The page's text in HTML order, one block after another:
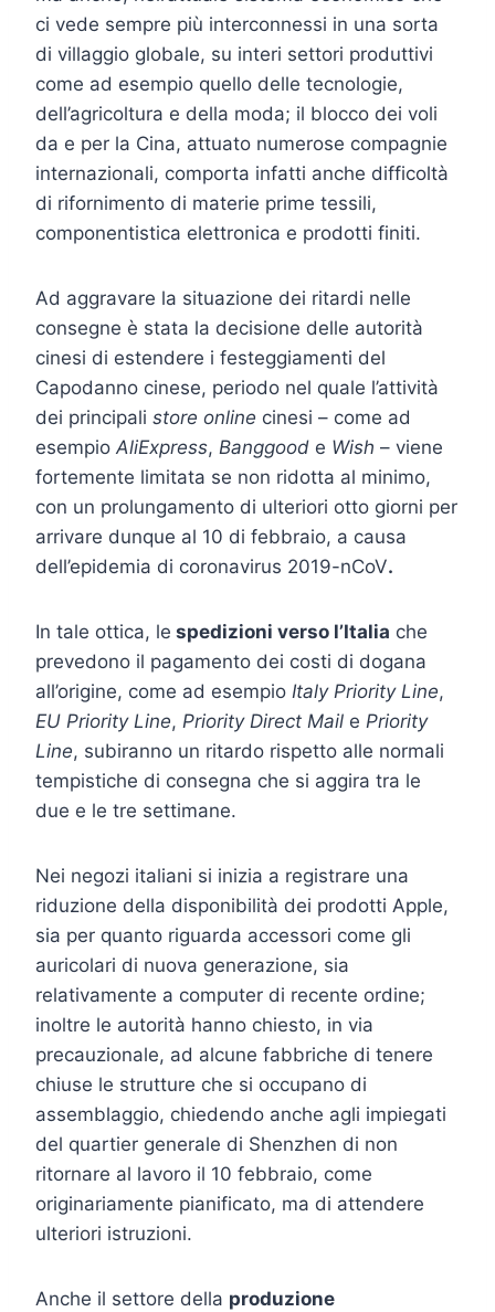
ci vede sempre più interconnessi in una sorta
di villaggio globale, su interi settori produttivi
come ad esempio quello delle tecnologie,
dell’agricoltura e della moda; il blocco dei voli
da e per la Cina, attuato numerose compagnie
internazionali, comporta infatti anche difficoltà
di rifornimento di materie prime tessili,
componentistica elettronica e prodotti finiti.
Ad aggravare la situazione dei ritardi nelle
consegne è stata la decisione delle autorità
cinesi di estendere i festeggiamenti del
Capodanno cinese, periodo nel quale l’attività
dei principali store online cinesi – come ad
esempio AliExpress, Banggood e Wish – viene
fortemente limitata se non ridotta al minimo,
con un prolungamento di ulteriori otto giorni per
arrivare dunque al 10 di febbraio, a causa
dell’epidemia di coronavirus 2019-nCoV.
In tale ottica, le spedizioni verso l’Italia che
prevedono il pagamento dei costi di dogana
all’origine, come ad esempio Italy Priority Line,
EU Priority Line, Priority Direct Mail e Priority
Line, subiranno un ritardo rispetto alle normali
tempistiche di consegna che si aggira tra le
due e le tre settimane.
Nei negozi italiani si inizia a registrare una
riduzione della disponibilità dei prodotti Apple,
sia per quanto riguarda accessori come gli
auricolari di nuova generazione, sia
relativamente a computer di recente ordine;
inoltre le autorità hanno chiesto, in via
precauzionale, ad alcune fabbriche di tenere
chiuse le strutture che si occupano di
assemblaggio, chiedendo anche agli impiegati
del quartier generale di Shenzhen di non
ritornare al lavoro il 10 febbraio, come
originariamente pianificato, ma di attendere
ulteriori istruzioni.
Anche il settore della produzione